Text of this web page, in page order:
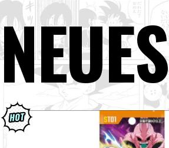
NEUES